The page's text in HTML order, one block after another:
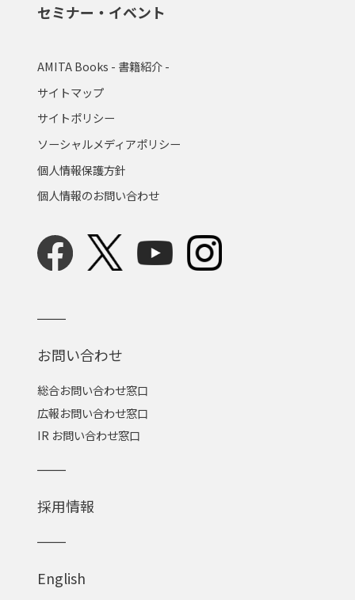
セミナー・イベント
AMITA Books - 書籍紹介 -
サイトマップ
サイトポリシー
ソーシャルメディアポリシー
個人情報保護方針
個人情報のお問い合わせ
お問い合わせ
総合お問い合わせ窓口
広報お問い合わせ窓口
IR お問い合わせ窓口
採用情報
English